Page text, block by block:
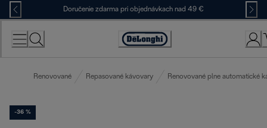
Skip
to
Content
Doručenie zdarma pri objednávkach nad 49 €
Accessibility
Renovované Repasované kávovary Renovované plne automatické
-36 %